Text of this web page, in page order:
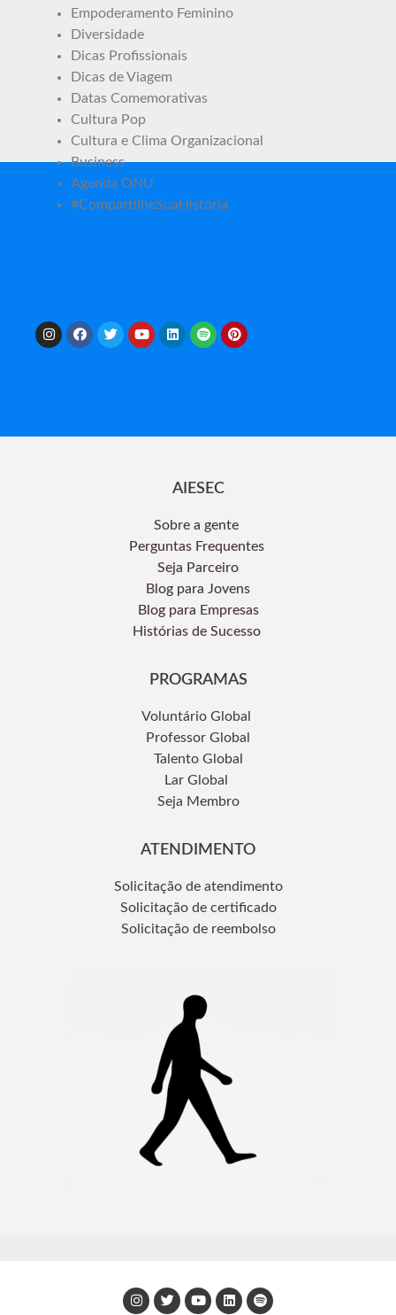
Empoderamento Feminino
Diversidade
Dicas Profissionais
Dicas de Viagem
Datas Comemorativas
Cultura Pop
Cultura e Clima Organizacional
Business
Agenda ONU
#CompartilheSuaHistória
AIESEC
Sobre a gente
Perguntas Frequentes
Seja Parceiro
Blog para Jovens
Blog para Empresas
Histórias de Sucesso
PROGRAMAS
Voluntário Global
Professor Global
Talento Global
Lar Global
Seja Membro
ATENDIMENTO
Solicitação de atendimento
Solicitação de certificado
Solicitação de reembolso